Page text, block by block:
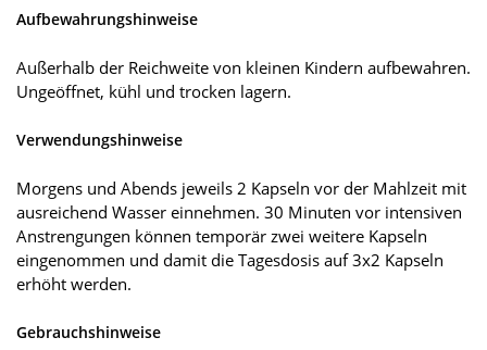
Aufbewahrungshinweise
Außerhalb der Reichweite von kleinen Kindern aufbewahren.
Ungeöffnet, kühl und trocken lagern.
Verwendungshinweise
Morgens und Abends jeweils 2 Kapseln vor der Mahlzeit mit
ausreichend Wasser einnehmen. 30 Minuten vor intensiven
Anstrengungen können temporär zwei weitere Kapseln
eingenommen und damit die Tagesdosis auf 3x2 Kapseln
erhöht werden.
Gebrauchshinweise